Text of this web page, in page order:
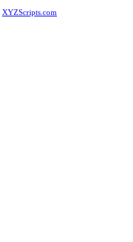
XYZScripts.com